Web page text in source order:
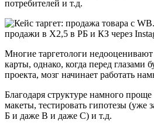
потребителей и т.д.
Многие таргетологи недооценивают
карты, однако, когда перед глазами
проекта, мозг начинает работать
Благодаря структуре намного проще
макеты, тестировать гипотезы (уже
Б и даже В и даже C) и т.д.